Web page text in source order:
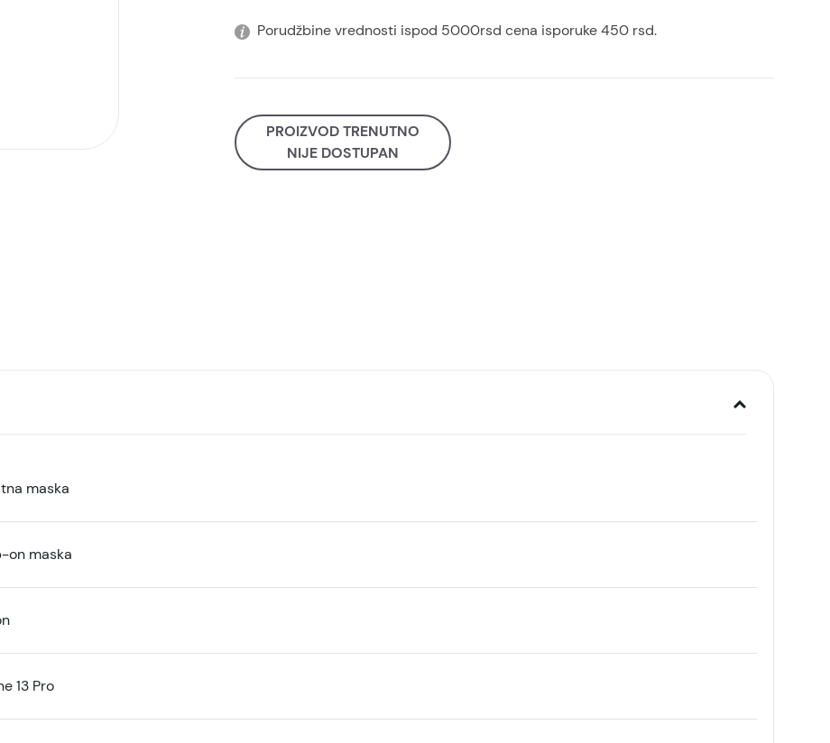
Porudžbine vrednosti ispod 5000rsd cena isporuke 450 rsd.
PROIZVOD TRENUTNO
NIJE DOSTUPAN
maska
on maska
13 Pro